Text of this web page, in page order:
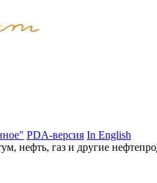
PDA-версия In English
нефть, газ и другие